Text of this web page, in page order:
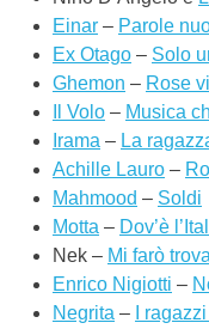
Einar – Parole
Ex Otago – Solo
Ghemon – Rose
Il Volo – Musica
Irama – La
Achille Lauro –
Mahmood – Soldi
Motta – Dov’è
Nek – Mi farò
Enrico Nigiotti –
Negrita –
I